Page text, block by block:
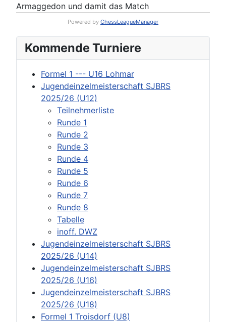
Armaggedon und damit das Match
Powered by ChessLeagueManager
Kommende Turniere
Formel 1 --- U16 Lohmar
Jugendeinzelmeisterschaft SJBRS
2025/26 (U12)
Teilnehmerliste
Runde 1
Runde 2
Runde 3
Runde 4
Runde 5
Runde 6
Runde 7
Runde 8
Tabelle
inoff. DWZ
Jugendeinzelmeisterschaft SJBRS
2025/26 (U14)
Jugendeinzelmeisterschaft SJBRS
2025/26 (U16)
Jugendeinzelmeisterschaft SJBRS
2025/26 (U18)
Formel 1 Troisdorf (U8)